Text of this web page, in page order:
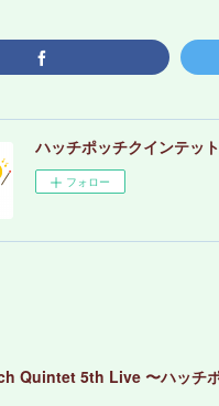
ハッチポッチクインテット
フォロー